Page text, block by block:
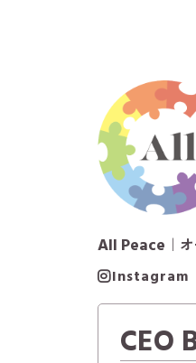
All Peace ｜
Instagram
CEO